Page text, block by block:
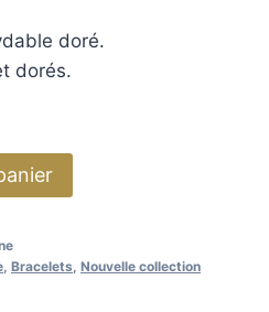
doré.
dorés.
, Bracelets, Nouvelle collection